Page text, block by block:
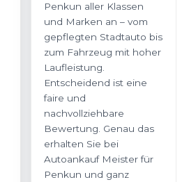
Penkun aller Klassen
und Marken an – vom
gepflegten Stadtauto bis
zum Fahrzeug mit hoher
Laufleistung.
Entscheidend ist eine
faire und
nachvollziehbare
Bewertung. Genau das
erhalten Sie bei
Autoankauf Meister für
Penkun und ganz